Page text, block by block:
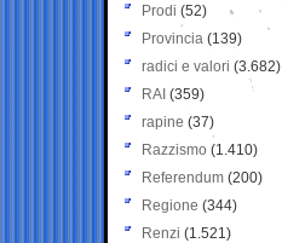
Prodi (52)
Provincia (139)
radici e valori (3.682)
RAI (359)
rapine (37)
Razzismo (1.410)
Referendum (200)
Regione (344)
Renzi (1.521)